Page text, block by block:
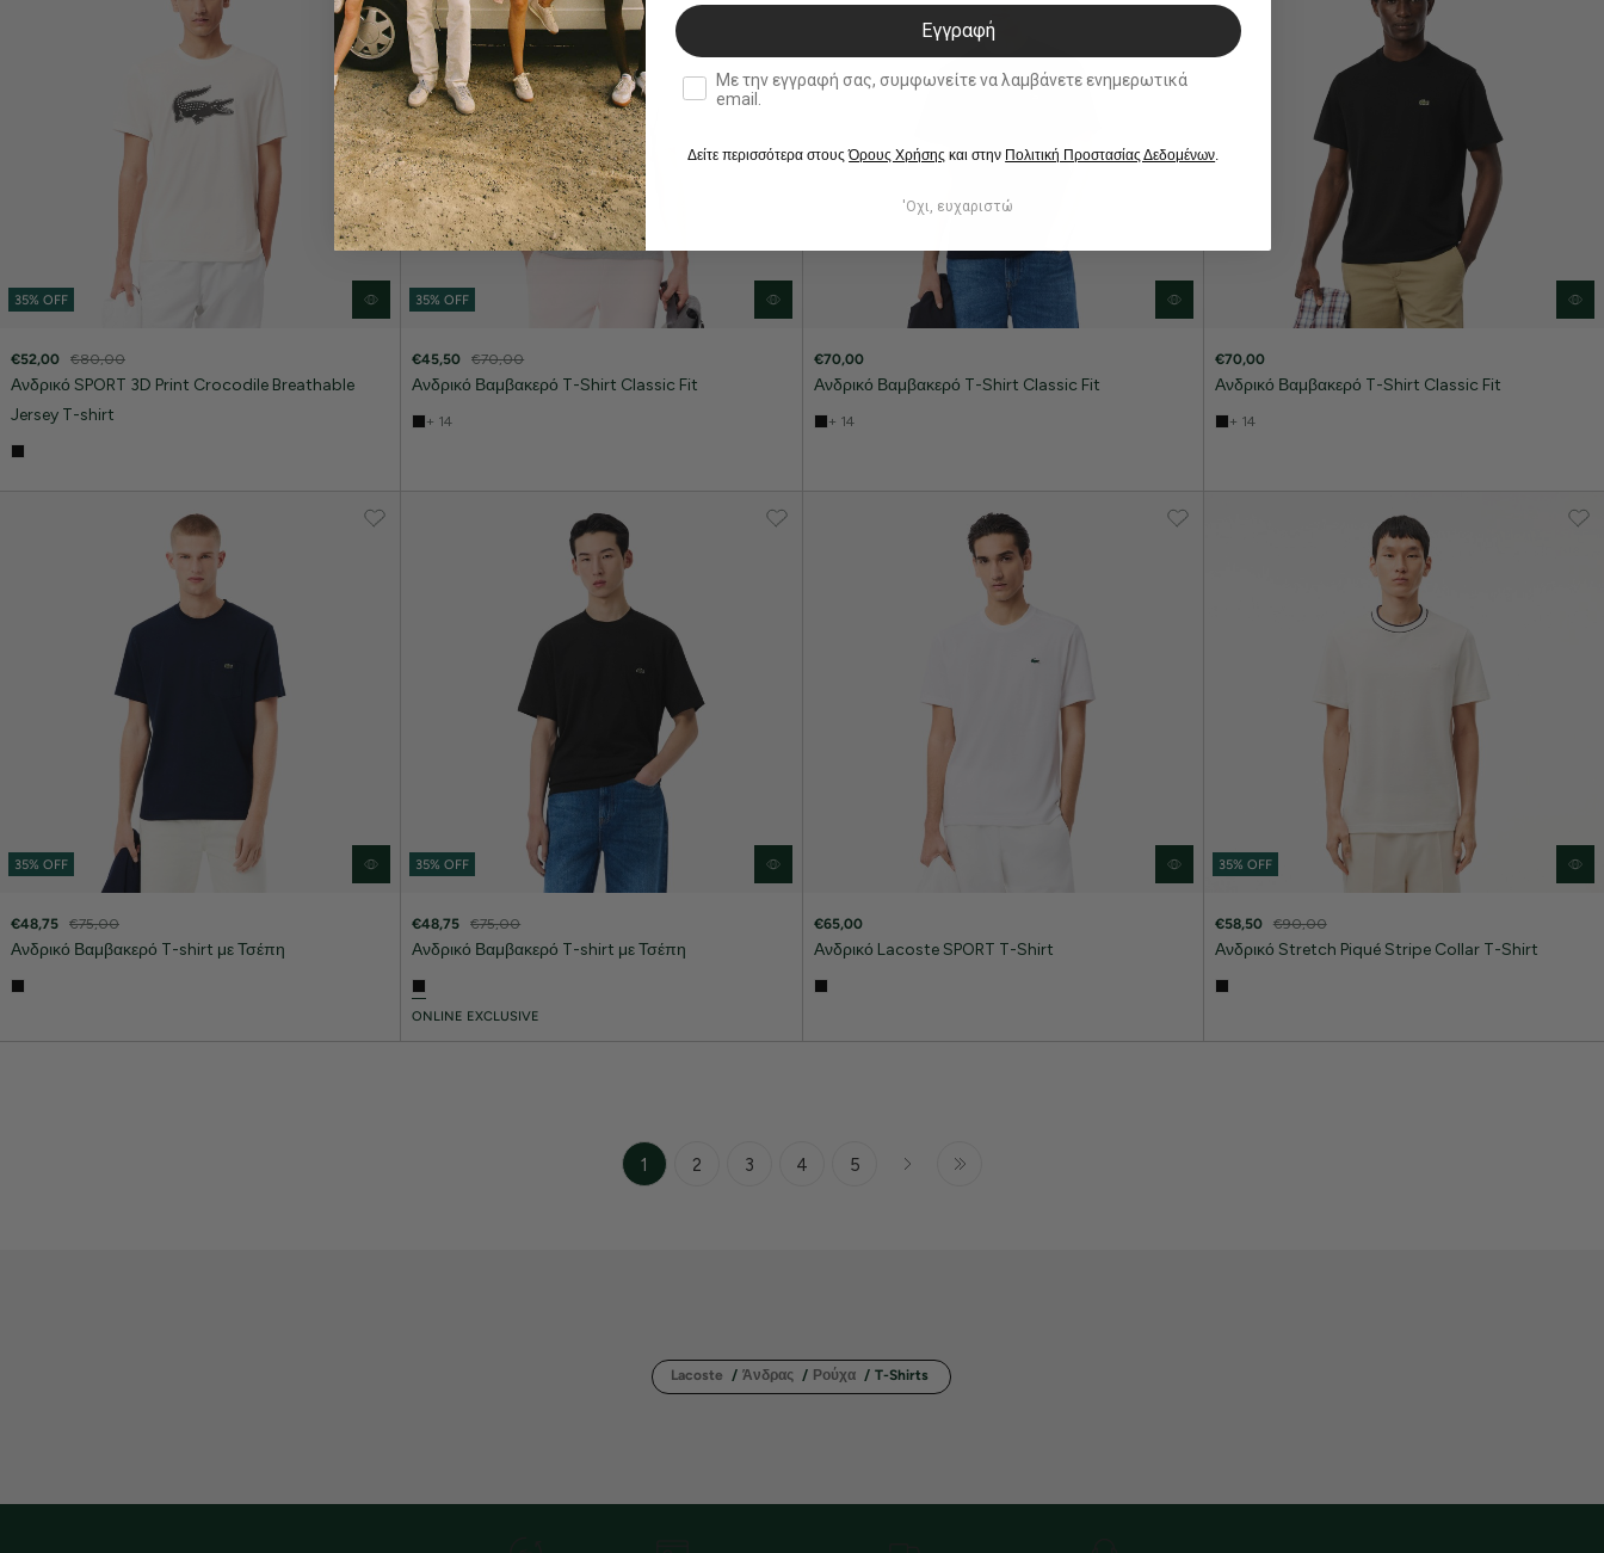
35% OFF
€52,00 €80,00
Ανδρικό SPORT 3D Print Crocodile Breathable
Jersey T-shirt
35% OFF
€45,50 €70,00
Ανδρικό Βαμβακερό T-Shirt Classic Fit
+ 14
€70,00
Ανδρικό Βαμβακερό T-Shirt Classic Fit
+ 14
€70,00
Ανδρικό Βαμβακερό T-Shirt Classic Fit
+ 14
35% OFF
€48,75 €75,00
Ανδρικό Βαμβακερό T-shirt με Τσέπη
35% OFF
€48,75 €75,00
Ανδρικό Βαμβακερό T-shirt με Τσέπη
ONLINE EXCLUSIVE
€65,00
Ανδρικό Lacoste SPORT T-Shirt
35% OFF
€58,50 €90,00
Ανδρικό Stretch Piqué Stripe Collar T-Shirt
1 2 3 4 5
Lacoste / Άνδρας / Ρούχα / T-Shirts
Εγγραφή
double opt in
Με την εγγραφή σας, συμφωνείτε να λαμβάνετε ενημερωτικά
email.
Δείτε περισσότερα στουςΌρους Χρήσης και στην Πολιτική Προστασίας Δεδομένων
'Οχι, ευχαριστώ